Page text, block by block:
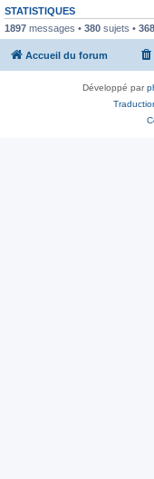
STATISTIQUES
1897 messages • 380 sujets • 368
Accueil du forum
Développé par